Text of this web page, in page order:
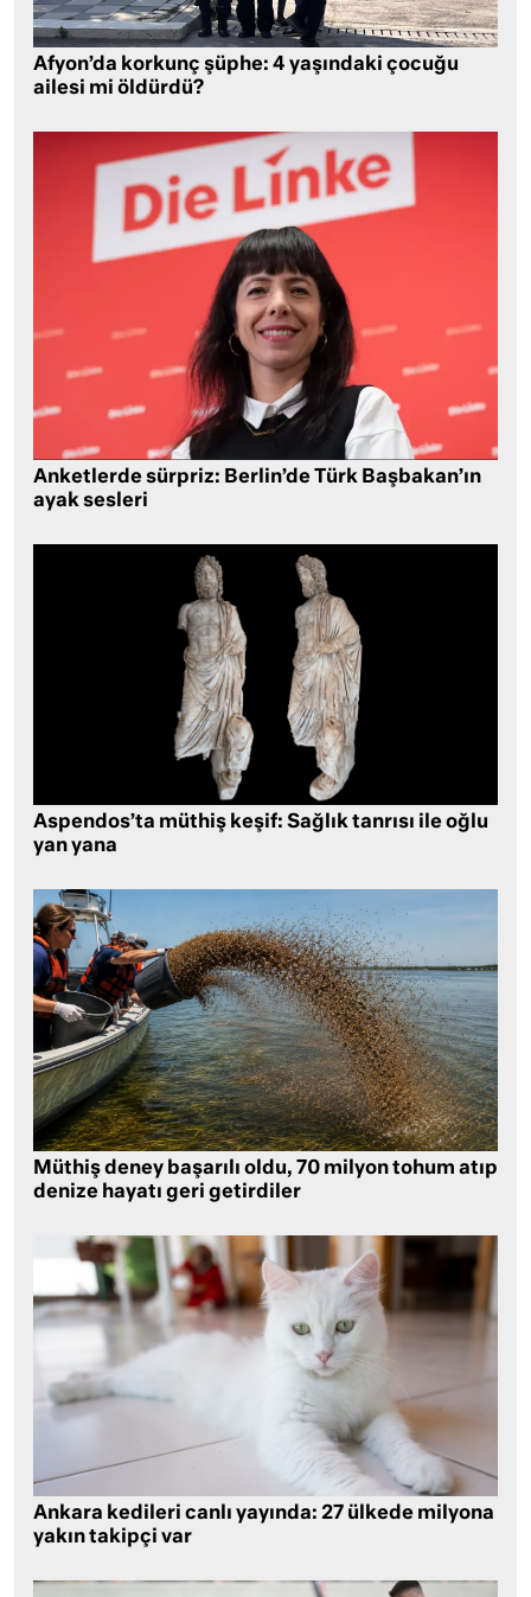
Afyon’da korkunç şüphe: 4 yaşındaki çocuğu
ailesi mi öldürdü?
Anketlerde sürpriz: Berlin’de Türk Başbakan’ın
ayak sesleri
Aspendos’ta müthiş keşif: Sağlık tanrısı ile oğlu
yan yana
Müthiş deney başarılı oldu, 70 milyon tohum atıp
denize hayatı geri getirdiler
Ankara kedileri canlı yayında: 27 ülkede milyona
yakın takipçi var